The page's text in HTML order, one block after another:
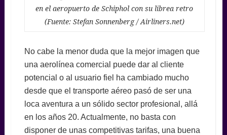
en el aeropuerto de Schiphol con su librea retro
(Fuente: Stefan Sonnenberg / Airliners.net)
No cabe la menor duda que la mejor imagen que
una aerolínea comercial puede dar al cliente
potencial o al usuario fiel ha cambiado mucho
desde que el transporte aéreo pasó de ser una
loca aventura a un sólido sector profesional, allá
en los años 20. Actualmente, no basta con
disponer de unas competitivas tarifas, una buena